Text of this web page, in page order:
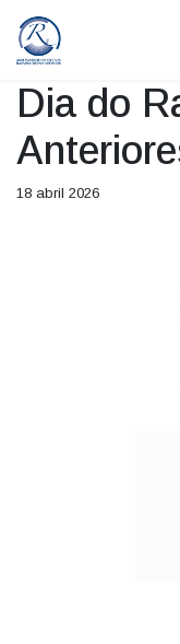
Dia do
18 abril 2026